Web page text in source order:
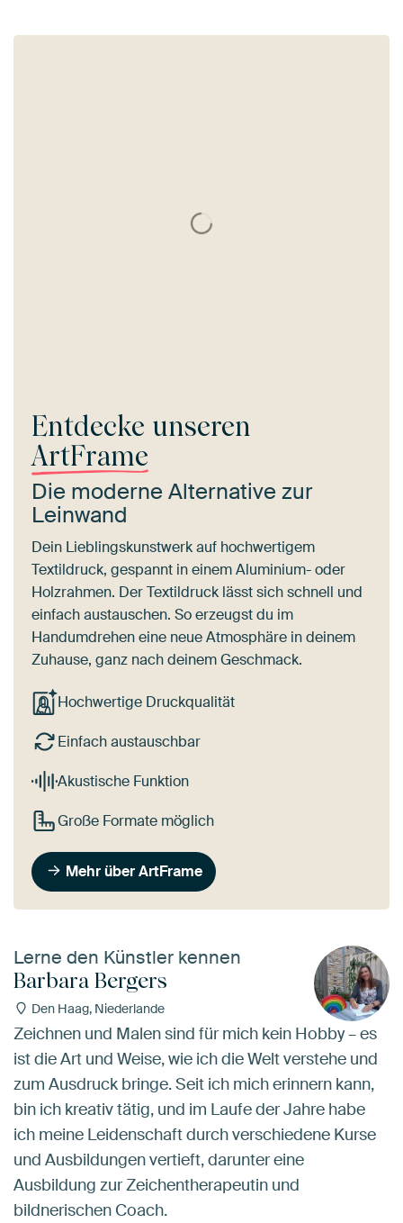
Entdecke unseren
ArtFrame
Die moderne Alternative zur
Leinwand
Dein Lieblingskunstwerk auf hochwertigem
Textildruck, gespannt in einem Aluminium- oder
Holzrahmen. Der Textildruck lässt sich schnell und
einfach austauschen. So erzeugst du im
Handumdrehen eine neue Atmosphäre in deinem
Zuhause, ganz nach deinem Geschmack.
Hochwertige Druckqualität
Einfach austauschbar
Akustische Funktion
Große Formate möglich
Mehr über ArtFrame
Lerne den Künstler kennen
Barbara Bergers
Den Haag, Niederlande
Zeichnen und Malen sind für mich kein Hobby – es
ist die Art und Weise, wie ich die Welt verstehe und
zum Ausdruck bringe. Seit ich mich erinnern kann,
bin ich kreativ tätig, und im Laufe der Jahre habe
ich meine Leidenschaft durch verschiedene Kurse
und Ausbildungen vertieft, darunter eine
Ausbildung zur Zeichentherapeutin und
bildnerischen Coach.